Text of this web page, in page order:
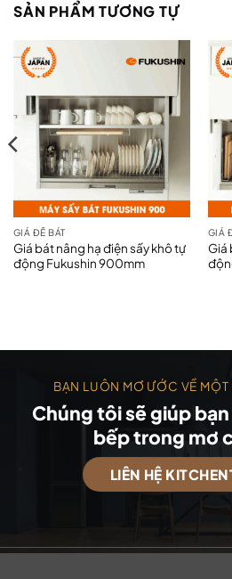
SẢN PHẨM TƯƠNG TỰ
GIÁ ĐỂ BÁT
Giá bát nâng hạ điện sấy khô tự
động Fukushin 900mm
GIÁ
Giá
BẠN LUÔN MƠ ƯỚC VỀ
Chúng tôi sẽ giúp
bếp trong mơ
LIÊN HỆ